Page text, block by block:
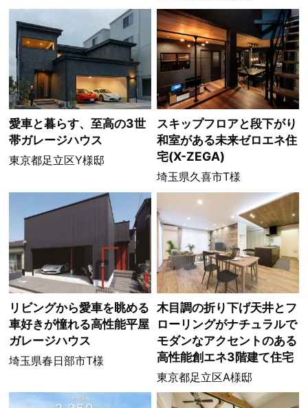
愛車と暮らす、至高の3世
帯ガレージハウス
東京都足立区Y様邸
スキップフロアと段下がり
和室がある未来ゼロエネ住
宅(X-ZEGA)
埼玉県久喜市T様
リビングから愛車を眺める
車好きが憧れる高性能平屋
ガレージハウス
埼玉県春日部市T様
木目調の折り下げ天井とフ
ローリングがナチュラルで
モダンなアクセントのある
高性能創エネ3階建て住宅
東京都足立区A様邸